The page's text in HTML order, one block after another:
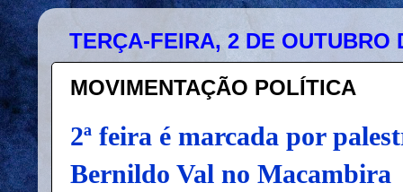
TERÇA-FEIRA, 2 DE OUTUBRO
MOVIMENTAÇÃO POLÍTICA
2ª feira é marcada por
Bernildo Val no Macambira